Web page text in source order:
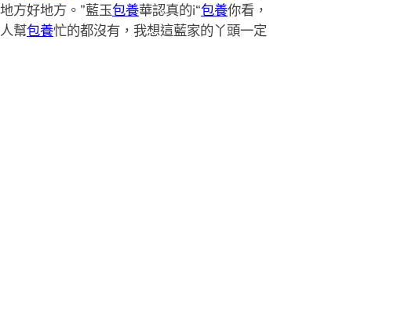
方好地方。”藍玉包養華認真的i“包養你看，
幫包養忙的都沒有，我想這藍家的丫頭一定